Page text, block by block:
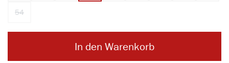
54(Diese Option ist zurzeit nicht verfügbar.)
In den Warenkorb